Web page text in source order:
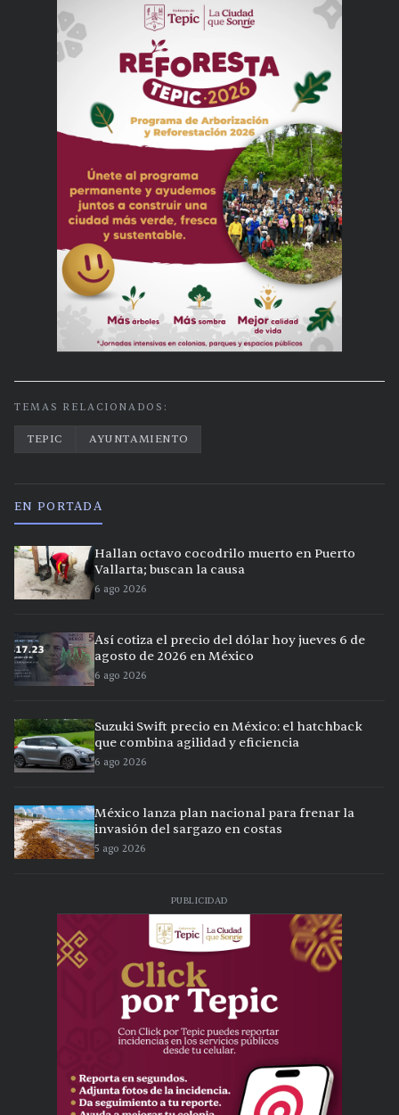
TEMAS RELACIONADOS:
TEPIC AYUNTAMIENTO
EN PORTADA
Hallan octavo cocodrilo muerto en Puerto
Vallarta; buscan la causa
6 ago 2026
Así cotiza el precio del dólar hoy jueves 6 de
agosto de 2026 en México
6 ago 2026
Suzuki Swift precio en México: el hatchback
que combina agilidad y eficiencia
6 ago 2026
México lanza plan nacional para frenar la
invasión del sargazo en costas
5 ago 2026
PUBLICIDAD